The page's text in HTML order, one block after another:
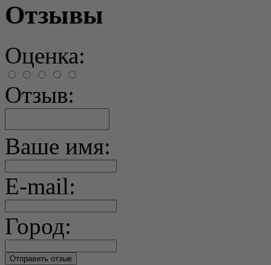
Отзывы
Оценка:
Отзыв:
Ваше имя:
E-mail:
Город: